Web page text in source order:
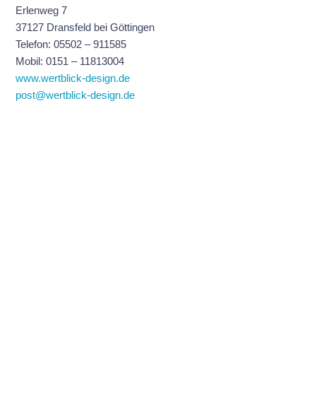
Erlenweg 7
37127 Dransfeld bei Göttingen
Telefon: 05502 – 911585
Mobil: 0151 – 11813004
www.wertblick-design.de
post@wertblick-design.de